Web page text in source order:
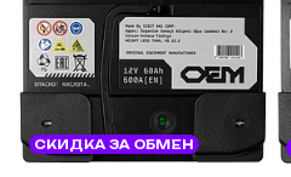
СКИДКА ЗА ОБМЕН